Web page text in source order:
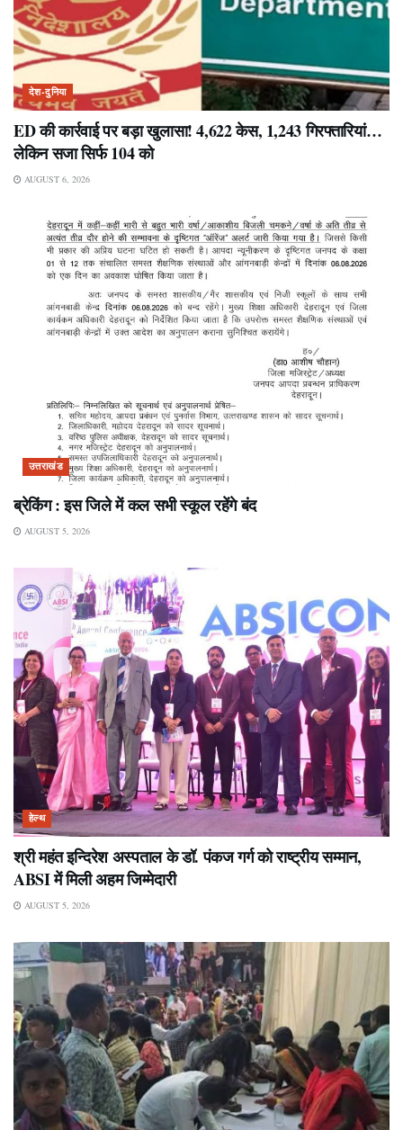
देश-दुनिया
ED की कार्रवाई पर बड़ा खुलासा! 4,622 केस, 1,243 गिरफ्तारियां…
लेकिन सजा सिर्फ 104 को
AUGUST 6, 2026
उत्तराखंड
ब्रेकिंग : इस जिले में कल सभी स्कूल रहेंगे बंद
AUGUST 5, 2026
हेल्थ
श्री महंत इन्दिरेश अस्पताल के डॉ. पंकज गर्ग को राष्ट्रीय सम्मान,
ABSI में मिली अहम जिम्मेदारी
AUGUST 5, 2026